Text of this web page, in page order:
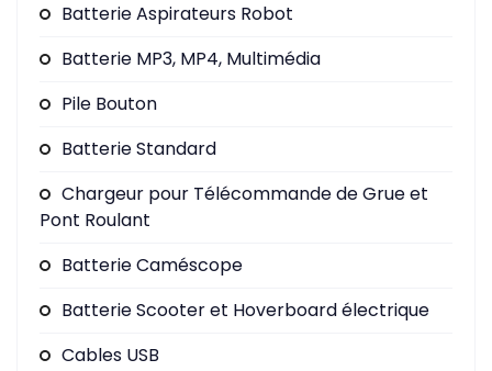
Batterie Aspirateurs Robot
Batterie MP3, MP4, Multimédia
Pile Bouton
Batterie Standard
Chargeur pour Télécommande de Grue et
Pont Roulant
Batterie Caméscope
Batterie Scooter et Hoverboard électrique
Cables USB